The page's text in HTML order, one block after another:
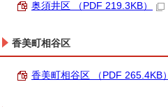
奥須井区 （PDF 219.3KB）
香美町相谷区
香美町相谷区 （PDF 265.4KB）